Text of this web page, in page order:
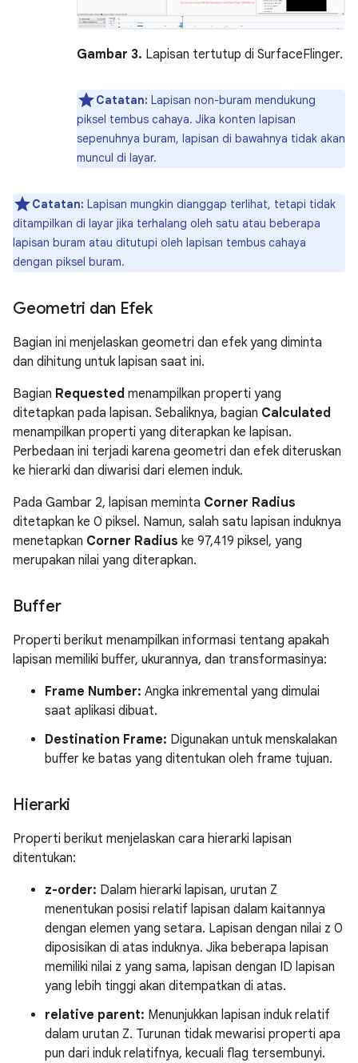
Gambar 3. Lapisan tertutup di SurfaceFlinger.
Catatan: Lapisan non-buram mendukung
piksel tembus cahaya. Jika konten lapisan
sepenuhnya buram, lapisan di bawahnya tidak akan
muncul di layar.
Catatan: Lapisan mungkin dianggap terlihat, tetapi tidak
ditampilkan di layar jika terhalang oleh satu atau beberapa
lapisan buram atau ditutupi oleh lapisan tembus cahaya
dengan piksel buram.
Geometri dan Efek
Bagian ini menjelaskan geometri dan efek yang diminta
dan dihitung untuk lapisan saat ini.
Bagian Requested menampilkan properti yang
ditetapkan pada lapisan. Sebaliknya, bagian Calculated
menampilkan properti yang diterapkan ke lapisan.
Perbedaan ini terjadi karena geometri dan efek diteruskan
ke hierarki dan diwarisi dari elemen induk.
Pada Gambar 2, lapisan meminta Corner Radius
ditetapkan ke 0 piksel. Namun, salah satu lapisan induknya
menetapkan Corner Radius ke 97,419 piksel, yang
merupakan nilai yang diterapkan.
Buffer
Properti berikut menampilkan informasi tentang apakah
lapisan memiliki buffer, ukurannya, dan transformasinya:
Frame Number: Angka inkremental yang dimulai
saat aplikasi dibuat.
Destination Frame: Digunakan untuk menskalakan
buffer ke batas yang ditentukan oleh frame tujuan.
Hierarki
Properti berikut menjelaskan cara hierarki lapisan
ditentukan:
z-order: Dalam hierarki lapisan, urutan Z
menentukan posisi relatif lapisan dalam kaitannya
dengan elemen yang setara. Lapisan dengan nilai z 0
diposisikan di atas induknya. Jika beberapa lapisan
memiliki nilai z yang sama, lapisan dengan ID lapisan
yang lebih tinggi akan ditempatkan di atas.
relative parent: Menunjukkan lapisan induk relatif
dalam urutan Z. Turunan tidak mewarisi properti apa
pun dari induk relatifnya, kecuali flag tersembunyi.